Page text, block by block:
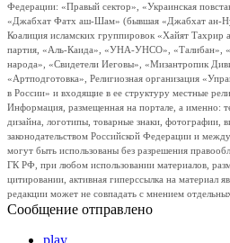
Федерации: «Правый сектор», «Украинская
«Джабхат Фатх аш-Шам» (бывшая «Джабхат ан-
Коалиция исламских группировок «Хайят
партия, «Аль-Каида», «УНА-УНСО», «Талибан»,
народа», «Свидетели Иеговы», «Мизантропик
«Артподготовка», Религиозная организация
в России» и входящие в ее структуру местные
Информация, размещенная на портале, а именно:
дизайна, логотипы, товарные знаки, фотографии,
законодательством Российской Федерации и
могут быть использованы без разрешения
ГК РФ, при любом использовании материалов,
цитировании, активная гиперссылка на материал
редакции может не совпадать с мнением
Сообщение отправлено
play